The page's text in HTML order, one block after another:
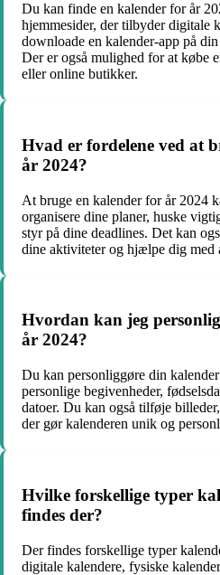
Du kan finde en kalender for år
hjemmesider, der tilbyder digitale
downloade en kalender-app på
Der er også mulighed for at købe
eller online butikker.
Hvad er fordelene ved at
år 2024?
At bruge en kalender for år 2024
organisere dine planer, huske
styr på dine deadlines. Det kan
dine aktiviteter og hjælpe dig med
Hvordan kan jeg
år 2024?
Du kan personliggøre din
personlige begivenheder,
datoer. Du kan også tilføje
der gør kalenderen unik og
Hvilke forskellige typer
findes der?
Der findes forskellige typer
digitale kalendere, fysiske